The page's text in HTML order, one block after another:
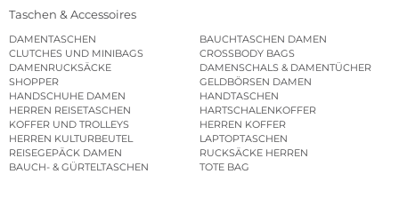
Taschen & Accessoires
DAMENTASCHEN
BAUCHTASCHEN DAMEN
CLUTCHES UND MINIBAGS
CROSSBODY BAGS
DAMENRUCKSÄCKE
DAMENSCHALS & DAMENTÜCHER
SHOPPER
GELDBÖRSEN DAMEN
HANDSCHUHE DAMEN
HANDTASCHEN
HERREN REISETASCHEN
HARTSCHALENKOFFER
KOFFER UND TROLLEYS
HERREN KOFFER
HERREN KULTURBEUTEL
LAPTOPTASCHEN
REISEGEPÄCK DAMEN
RUCKSÄCKE HERREN
BAUCH- & GÜRTELTASCHEN
TOTE BAG